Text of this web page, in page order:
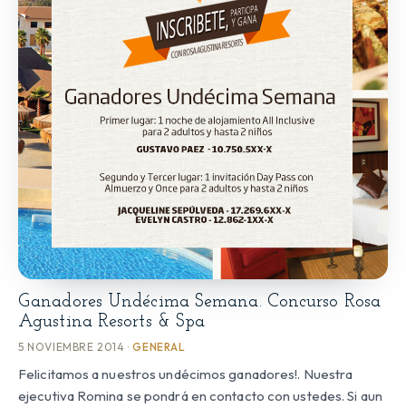
Ganadores Undécima Semana. Concurso Rosa
Agustina Resorts & Spa
5 NOVIEMBRE 2014 ·GENERAL
Felicitamos a nuestros undécimos ganadores!. Nuestra
ejecutiva Romina se pondrá en contacto con ustedes. Si aun